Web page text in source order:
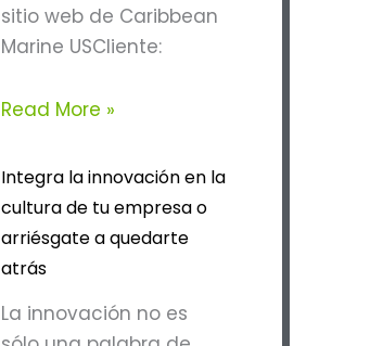
sitio web de Caribbean
Marine USCliente:
Read More »
Integra la innovación en la
cultura de tu empresa o
arriésgate a quedarte
atrás
La innovación no es